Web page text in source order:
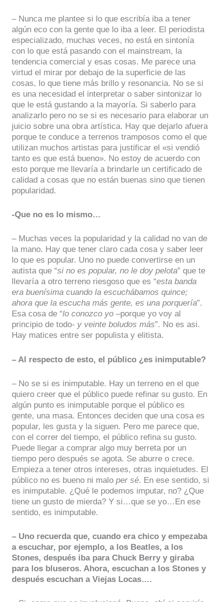
– Nunca me plantee si lo que escribía iba a tener
algún eco con la gente que lo iba a leer. El periodista
especializado, muchas veces, no está en sintonía
con lo que está pasando con el mainstream, la
tendencia comercial y esas cosas. Me parece una
virtud el mirar por debajo de la superficie de las
cosas, lo que tiene más brillo y resonancia. No se si
es una necesidad el interpretar o saber sintonizar lo
que le está gustando a la mayoría. Si saberlo para
analizarlo pero no se si es necesario para elaborar un
juicio sobre una obra artística. Hay que dejarlo afuera
porque te conduce a terrenos tramposos como el que
utilizan muchos artistas para justificar el «si vendió
tanto es que está bueno». No estoy de acuerdo con
esto porque me llevaría a brindarle un certificado de
calidad a cosas que no están buenas sino que tienen
popularidad.
-Que no es lo mismo…
– Muchas veces la popularidad y la calidad no van de
la mano. Hay que tener claro cada cosa y saber leer
lo que es popular. Uno no puede convertirse en un
autista que “si no es popular, no le doy pelota” que te
llevaría a otro terreno riesgoso que es “esta banda
era buenísima cuando la escuchábamos quince;
ahora que la escucha más gente, es una porquería”.
Esa cosa de “lo conozco yo –porque yo voy al
principio de todo- y veinte boludos más”. No es asi.
Hay matices entre ser populista y elitista.
– Al respecto de esto, el público ¿es inimputable?
– No se si es inimputable. Hay un terreno en el que
quiero creer que el público puede refinar su gusto. En
algún punto es inimputable porque el público es
gente, una masa. Entonces deciden que una cosa es
popular, les gusta y la siguen. Pero me parece que,
con el correr del tiempo, el público refina su gusto.
Puede llegar a comprar algo muy berreta por un
tiempo pero después se agota. Se aburre o crece.
Empieza a tener otros intereses, otras inquietudes. El
público no es bueno ni malo per sé. En ese sentido, si
es inimputable. ¿Qué le podemos imputar, no? ¿Que
tiene un gusto de mierda? Y si…que se yo…En ese
sentido, es inimputable.
– Uno recuerda que, cuando era chico y empezaba
a escuchar, por ejemplo, a los Beatles, a los
Stones, después iba para Chuck Berry y giraba
para los bluseros. Ahora, escuchan a los Stones y
después escuchan a Viejas Locas….